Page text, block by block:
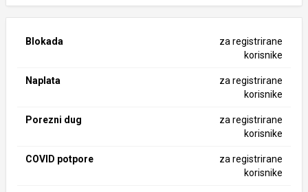
Blokada
za registrirane
korisnike
Naplata
za registrirane
korisnike
Porezni dug
za registrirane
korisnike
COVID potpore
za registrirane
korisnike